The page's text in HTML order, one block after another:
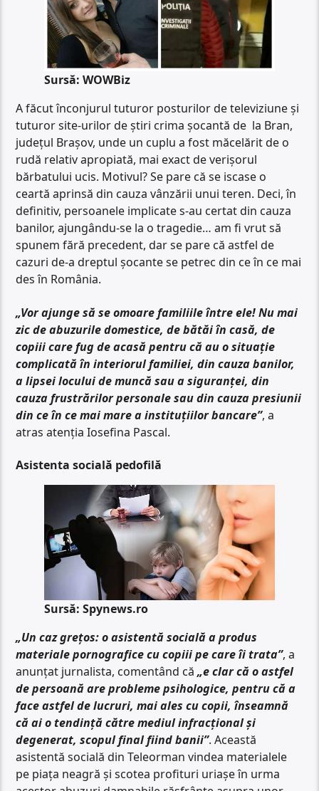
Sursă: WOWBiz
A făcut înconjurul tuturor posturilor de televiziune și
tuturor site-urilor de știri crima șocantă de la Bran,
județul Brașov, unde un cuplu a fost măcelărit de o
rudă relativ apropiată, mai exact de verișorul
bărbatului ucis. Motivul? Se pare că se iscase o
ceartă aprinsă din cauza vânzării unui teren. Deci, în
definitiv, persoanele implicate s-au certat din cauza
banilor, ajungându-se la o tragedie… am fi vrut să
spunem fără precedent, dar se pare că astfel de
cazuri de-a dreptul șocante se petrec din ce în ce mai
des în România.
„Vor ajunge să se omoare familiile între ele! Nu mai
zic de abuzurile domestice, de bătăi în casă, de
copiii care fug de acasă pentru că au o situație
complicată în interiorul familiei, din cauza banilor,
a lipsei locului de muncă sau a siguranței, din
cauza frustrărilor personale sau din cauza presiunii
din ce în ce mai mare a instituțiilor bancare”, a
atras atenția Iosefina Pascal.
Asistenta socială pedofilă
Sursă: Spynews.ro
„Un caz grețos: o asistentă socială a produs
materiale pornografice cu copiii pe care îi trata”, a
anunțat jurnalista, comentând că„e clar că o astfel
de persoană are probleme psihologice, pentru că a
face astfel de lucruri, mai ales cu copii, înseamnă
că ai o tendință către mediul infracțional și
degenerat, scopul final fiind banii”. Această
asistentă socială din Teleorman vindea materialele
pe piața neagră și scotea profituri uriașe în urma